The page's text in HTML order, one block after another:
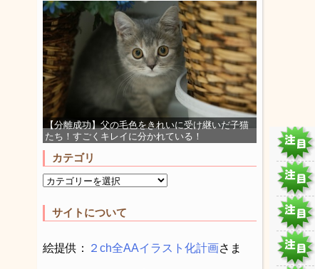
【分離成功】父の毛色をきれいに受け継いだ子猫
たち！すごくキレイに分かれている！
カテゴリ
サイトについて
絵提供： ２ch全AAイラスト化計画さま